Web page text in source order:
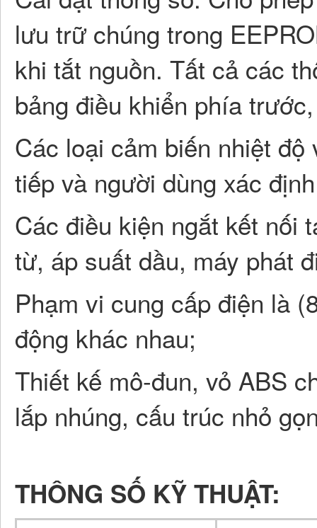
lưu trữ chúng trong
khi tắt nguồn. Tất cả các
bảng điều khiển phía
Các loại cảm biến nhiệt
tiếp và người dùng xác
Các điều kiện ngắt kết nối
từ, áp suất dầu, máy phát
Phạm vi cung cấp điện là
động khác nhau;
Thiết kế mô-đun, vỏ ABS
lắp nhúng, cấu trúc nhỏ
THÔNG SỐ KỸ THUẬT: